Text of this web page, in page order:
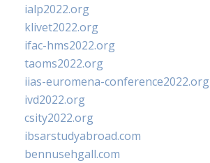
ialp2022.org
klivet2022.org
ifac-hms2022.org
taoms2022.org
iias-euromena-conference2022.org
ivd2022.org
csity2022.org
ibsarstudyabroad.com
bennusehgall.com